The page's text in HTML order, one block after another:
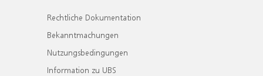
Rechtliche Dokumentation
Bekanntmachungen
Nutzungsbedingungen
Information zu UBS